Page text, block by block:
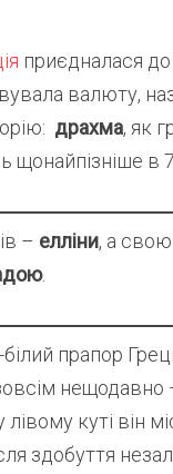
приєдналася
валюту,
драхма, як
щонайпізніше в
– елліни, а
.
прапор
нещодавно
куті він
здобуття